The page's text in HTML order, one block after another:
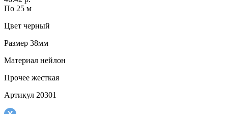
По 25 м
Цвет черный
Размер 38мм
Материал нейлон
Прочее жесткая
Артикул 20301